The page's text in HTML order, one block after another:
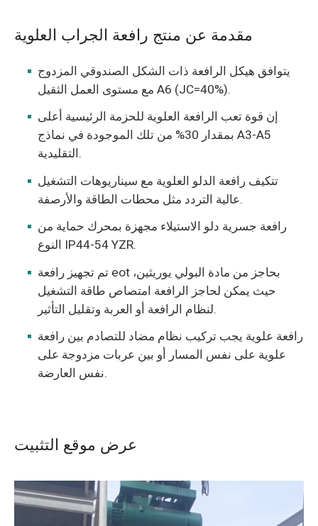
مقدمة عن منتج رافعة الجراب العلوية
يتوافق هيكل الرافعة ذات الشكل الصندوقي المزدوج
مع مستوى العمل الثقيل A6 (JC=40%).
إن قوة تعب الرافعة العلوية للحزمة الرئيسية أعلى
بمقدار 30% من تلك الموجودة في نماذج A3-A5
التقليدية.
تتكيف رافعة الدلو العلوية مع سيناريوهات التشغيل
عالية التردد مثل محطات الطاقة والأرصفة.
رافعة جسرية دلو الاستيلاء مجهزة بمحرك حماية من
النوع IP44-54 YZR.
تم تجهيز رافعة eot بحاجز من مادة البولي يوريثين،
حيث يمكن لحاجز الرافعة امتصاص طاقة التشغيل
لنظام الرافعة أو العربة وتقليل التأثير.
رافعة علوية يجب تركيب نظام مضاد للتصادم بين رافعة
علوية على نفس المسار أو بين عربات مزدوجة على
نفس العارضة.
عرض موقع التثبيت